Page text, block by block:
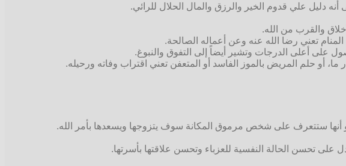
دليل علي قدوم الخير والرزق والمال الحلال للرائي.
والقرب من الله.
تعني رضا الله عنه وعن أعماله الصالحة.
على أعلى الدرجات وتشير أيضاً إلى التفوق والنبوغ.
أو حلم المريض بالموز الفاسد أو المتعفن تعني اقتراب وفاته ورحيله.
أو أنها ستتعرف على شخص مرموق المكانة سوف يتزوجها ويسعدها بأمر الله.
على تحسن الحالة النفسية للعزباء وتحسن علاقتها بأسرتها.